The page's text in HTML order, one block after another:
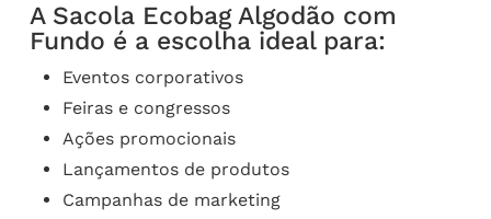
A Sacola Ecobag Algodão com
Fundo é a escolha ideal para:
Eventos corporativos
Feiras e congressos
Ações promocionais
Lançamentos de produtos
Campanhas de marketing